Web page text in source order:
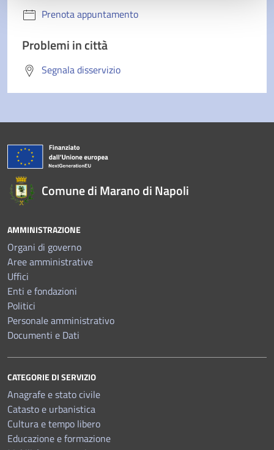
Prenota appuntamento
Problemi in città
Segnala disservizio
Comune di Marano di Napoli
AMMINISTRAZIONE
Organi di governo
Aree amministrative
Uffici
Enti e fondazioni
Politici
Personale amministrativo
Documenti e Dati
CATEGORIE DI SERVIZIO
Anagrafe e stato civile
Catasto e urbanistica
Cultura e tempo libero
Educazione e formazione